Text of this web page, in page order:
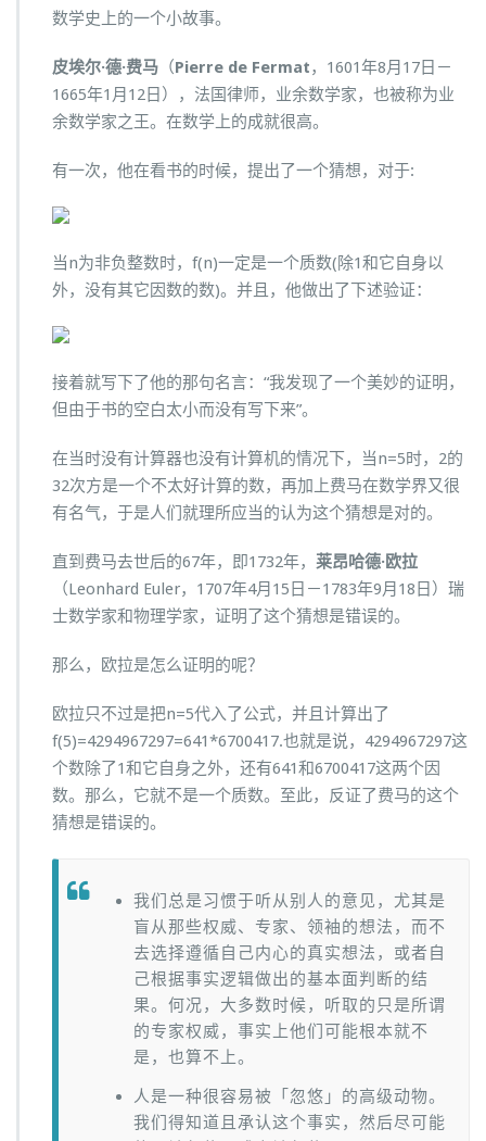
数学史上的一个小故事。
皮埃尔·德·费马 （Pierre de Fermat，1601年8月17日－
1665年1月12日），法国律师，业余数学家，也被称为业
余数学家之王。在数学上的成就很高。
有一次，他在看书的时候，提出了一个猜想，对于:
当n为非负整数时，f(n)一定是一个质数(除1和它自身以
外，没有其它因数的数)。并且，他做出了下述验证：
接着就写下了他的那句名言：“我发现了一个美妙的证明，
但由于书的空白太小而没有写下来”。
在当时没有计算器也没有计算机的情况下，当n=5时，2的
32次方是一个不太好计算的数，再加上费马在数学界又很
有名气，于是人们就理所应当的认为这个猜想是对的。
直到费马去世后的67年，即1732年， 莱昂哈德·欧拉
（Leonhard Euler，1707年4月15日－1783年9月18日）瑞
士数学家和物理学家，证明了这个猜想是错误的。
那么，欧拉是怎么证明的呢？
欧拉只不过是把n=5代入了公式，并且计算出了
f(5)=4294967297=641*6700417.也就是说，4294967297这
个数除了1和它自身之外，还有641和6700417这两个因
数。那么，它就不是一个质数。至此，反证了费马的这个
猜想是错误的。
我们总是习惯于听从别人的意见，尤其是
盲从那些权威、专家、领袖的想法，而不
去选择遵循自己内心的真实想法，或者自
己根据事实逻辑做出的基本面判断的结
果。何况，大多数时候，听取的只是所谓
的专家权威，事实上他们可能根本就不
是，也算不上。
人是一种很容易被「忽悠」的高级动物。
我们得知道且承认这个事实，然后尽可能